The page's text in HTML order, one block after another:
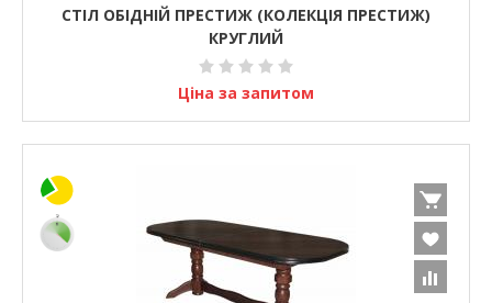
СТІЛ ОБІДНІЙ ПРЕСТИЖ (КОЛЕКЦІЯ ПРЕСТИЖ)
КРУГЛИЙ
Ціна за запитом